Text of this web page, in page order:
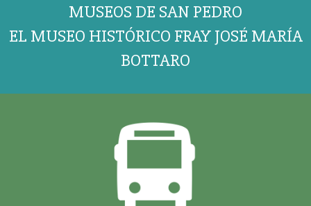
MUSEOS DE SAN PEDRO
EL MUSEO HISTÓRICO FRAY JOSÉ MARÍA
BOTTARO